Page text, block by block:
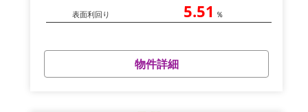
表面利回り 5.51 ％
物件詳細